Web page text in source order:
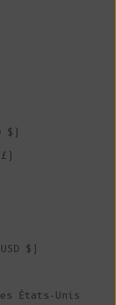
$)
$)
États-Unis